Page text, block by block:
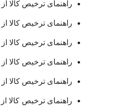
راهنمای ترخیص کالا از
راهنمای ترخیص کالا از
راهنمای ترخیص کالا از
راهنمای ترخیص کالا از
راهنمای ترخیص کالا از
راهنمای ترخیص کالا از